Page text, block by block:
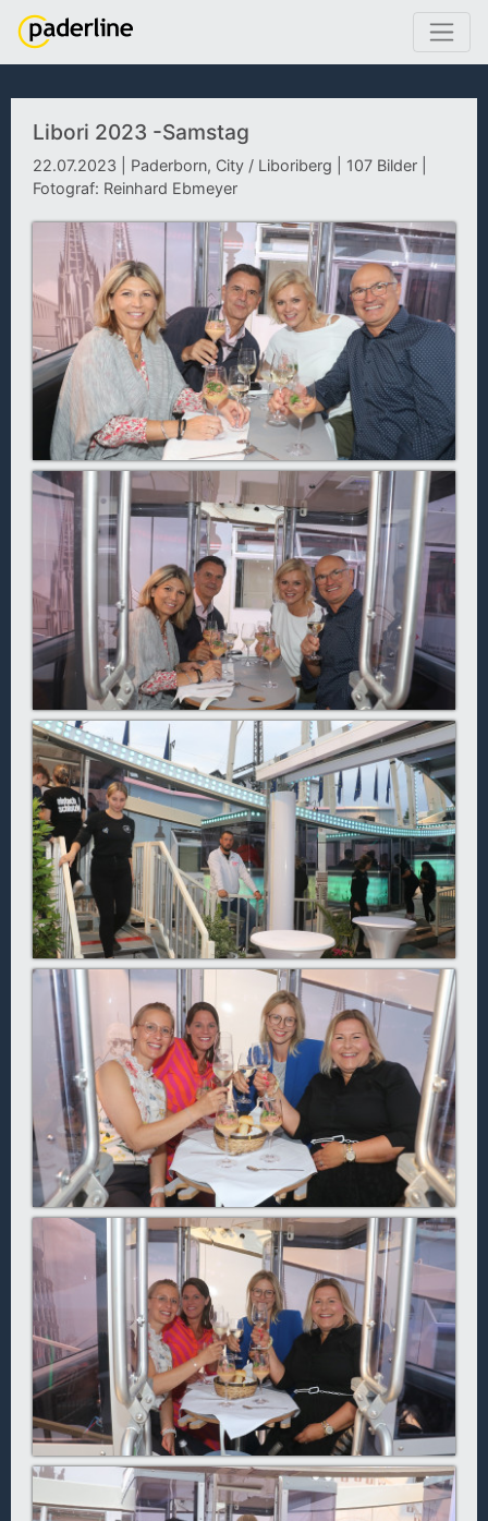
Libori 2023 -Samstag
22.07.2023 | Paderborn, City / Liboriberg | 107 Bilder |
Fotograf: Reinhard Ebmeyer